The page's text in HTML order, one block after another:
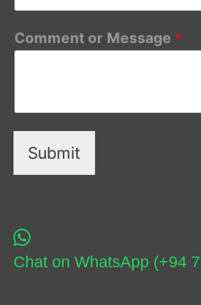
Comment or Message *
Submit
Chat on WhatsApp (+94